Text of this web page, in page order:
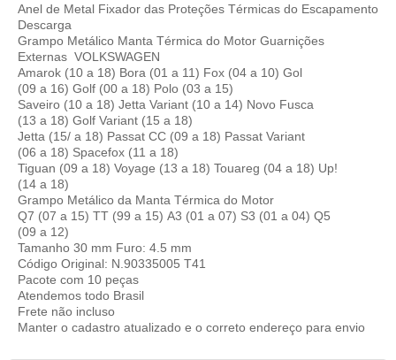
Anel de Metal Fixador das Proteções Térmicas do Escapamento
Descarga
Grampo Metálico Manta Térmica do Motor Guarnições
Externas VOLKSWAGEN
Amarok (10 a 18) Bora (01 a 11) Fox (04 a 10) Gol
(09 a 16) Golf (00 a 18) Polo (03 a 15)
Saveiro (10 a 18) Jetta Variant (10 a 14) Novo Fusca
(13 a 18) Golf Variant (15 a 18)
Jetta (15/ a 18) Passat CC (09 a 18) Passat Variant
(06 a 18) Spacefox (11 a 18)
Tiguan (09 a 18) Voyage (13 a 18) Touareg (04 a 18) Up!
(14 a 18)
Grampo Metálico da Manta Térmica do Motor
Q7 (07 a 15) TT (99 a 15) A3 (01 a 07) S3 (01 a 04) Q5
(09 a 12)
Tamanho 30 mm Furo: 4.5 mm
Código Original: N.90335005 T41
Pacote com 10 peças
Atendemos todo Brasil
Frete não incluso
Manter o cadastro atualizado e o correto endereço para envio